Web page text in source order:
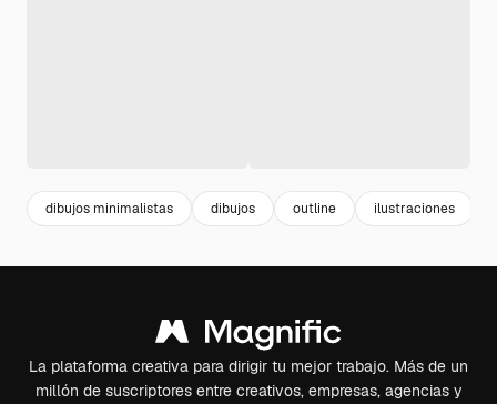
dibujos minimalistas dibujos outline ilustraciones
La plataforma creativa para dirigir tu mejor trabajo. Más de un
millón de suscriptores entre creativos, empresas, agencias y